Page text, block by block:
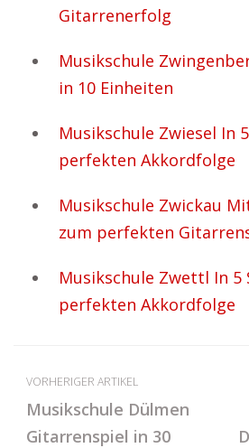
Gitarrenerfolg
Musikschule
in 10 Einheiten
Musikschule Zwiesel In
perfekten Akkordfolge
Musikschule Zwickau
zum perfekten
Musikschule Zwettl In
perfekten Akkordfolge
VORHERIGER ARTIKEL
Musikschule Dülmen
Gitarrenspiel in 30